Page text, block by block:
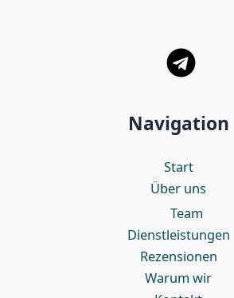
Navigation
Start
Über uns
Team
Dienstleistungen
Rezensionen
Warum wir